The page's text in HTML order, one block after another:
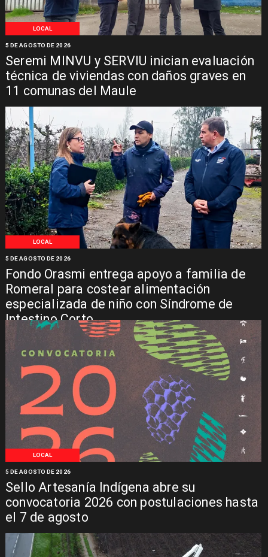
LOCAL
Seremi MINVU y SERVIU inician evaluación
técnica de viviendas con daños graves en
11 comunas del Maule
5 DE AGOSTO DE 2026
LOCAL
Fondo Orasmi entrega apoyo a familia de
Romeral para costear alimentación
especializada de niño con Síndrome de
Intestino Corto
5 DE AGOSTO DE 2026
LOCAL
Sello Artesanía Indígena abre su
convocatoria 2026 con postulaciones hasta
el 7 de agosto
5 DE AGOSTO DE 2026